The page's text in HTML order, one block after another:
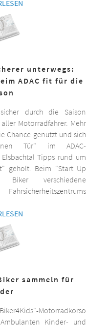
unterwegs:
ADAC fit für die
durch die Saison
Motorradfahrer. Mehr
Chance genutzt und sich
Tür" im ADAC-
Tipps rund um
geholt. Beim "Start Up
verschiedene
sammeln für
Motorradkorso
Kinder- und